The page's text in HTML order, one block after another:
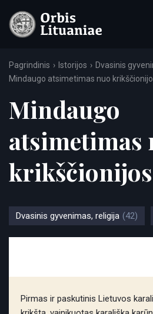
Pagrindinis Istorijos
Dvasinis
Mindaugo atsimetimas nuo
Mindaugo
atsimetimas
krikščionijos
Dvasinis gyvenimas, religija (42)
Pirmas ir paskutinis Lietuvos